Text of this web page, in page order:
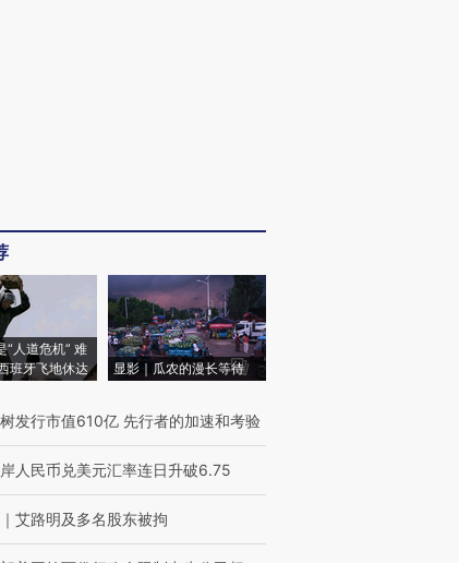
“人道危机” 难
班牙飞地休达
显影｜瓜农的漫长等待
发行市值610亿 先行者的加速和考验
人民币兑美元汇率连日升破6.75
｜ 艾路明及多名股东被拘